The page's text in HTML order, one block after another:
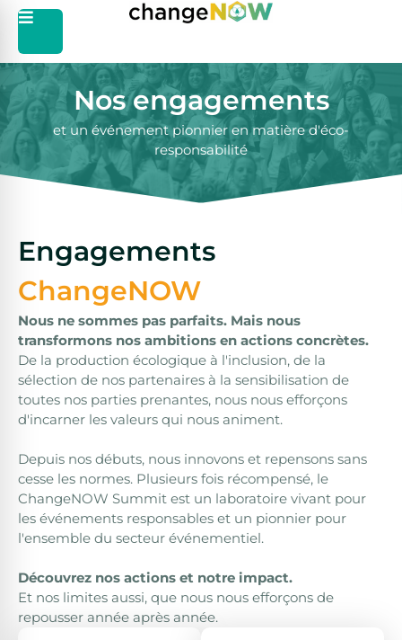
Nos engagements
et un événement pionnier en matière d'éco-
responsabilité
Engagements
ChangeNOW
Nous ne sommes pas parfaits. Mais nous
transformons nos ambitions en actions concrètes.
De la production écologique à l'inclusion, de la
sélection de nos partenaires à la sensibilisation de
toutes nos parties prenantes, nous nous efforçons
d'incarner les valeurs qui nous animent.
Depuis nos débuts, nous innovons et repensons sans
cesse les normes. Plusieurs fois récompensé, le
ChangeNOW Summit est un laboratoire vivant pour
les événements responsables et un pionnier pour
l'ensemble du secteur événementiel.
Découvrez nos actions et notre impact.
Et nos limites aussi, que nous nous efforçons de
repousser année après année.